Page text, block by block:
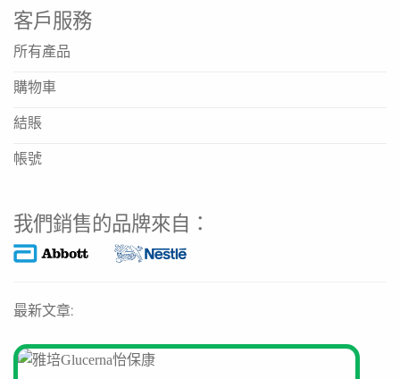
客戶服務
所有產品
購物車
結賬
帳號
我們銷售的品牌來自：
最新文章: